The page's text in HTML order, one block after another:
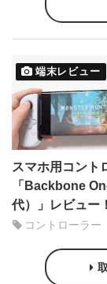
端末レビュー
スマホ用コント
「Backbone
代）」レビュー！
コントローラー